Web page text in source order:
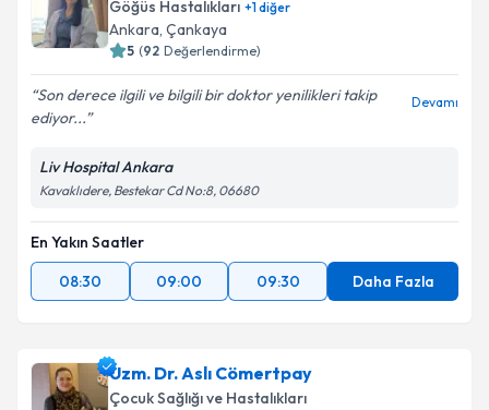
Göğüs Hastalıkları +1diğer
Ankara, Çankaya
5 (92 Değerlendirme)
Son derece ilgili ve bilgili bir doktor yenilikleri takip
ediyor...
Devamı
Liv Hospital Ankara
Kavaklıdere, Bestekar Cd No:8, 06680
En Yakın Saatler
08:30
09:00 09:30 Daha Fazla
Uzm. Dr. Aslı Cömertpay
Çocuk Sağlığı ve Hastalıkları